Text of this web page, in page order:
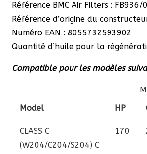
Référence BMC Air Filters : FB936/
Référence d’origine du
Numéro EAN : 8055732593902
Quantité d’huile pour la
Compatible pour les modèles
Model
HP
CLASS C
(W204/C204/S204) C
170